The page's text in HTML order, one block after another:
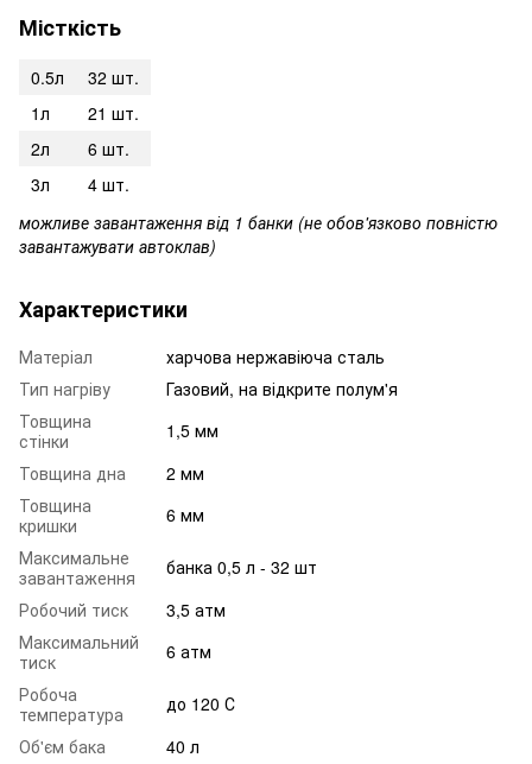
Місткість
0.5л
32 шт.
1л
21 шт.
2л
6 шт.
3л
4 шт.
можливе завантаження від 1 банки (не обов'язково повністю
завантажувати автоклав)
Характеристики
Матеріал
харчова нержавіюча сталь
Тип нагріву
Газовий, на відкрите полум'я
Товщина
стінки
1,5 мм
Товщина дна
2 мм
Товщина
кришки
6 мм
Максимальне
завантаження
банка 0,5 л - 32 шт
Робочий тиск
3,5 атм
Максимальний
тиск
6 атм
Робоча
температура
до 120 С
Об'єм бака
40 л